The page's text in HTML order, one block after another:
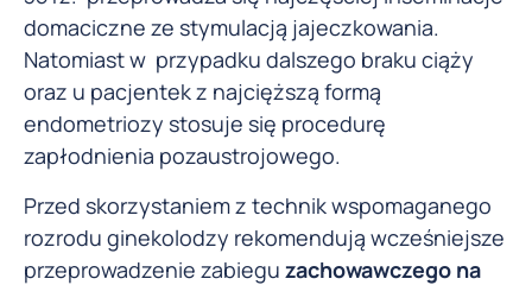
domaciczne ze stymulacją jajeczkowania.
Natomiast w przypadku dalszego braku ciąży
oraz u pacjentek z najcięższą formą
endometriozy stosuje się procedurę
zapłodnienia pozaustrojowego.
Przed skorzystaniem z technik wspomaganego
rozrodu ginekolodzy rekomendują wcześniejsze
przeprowadzenie zabiegu zachowawczego na